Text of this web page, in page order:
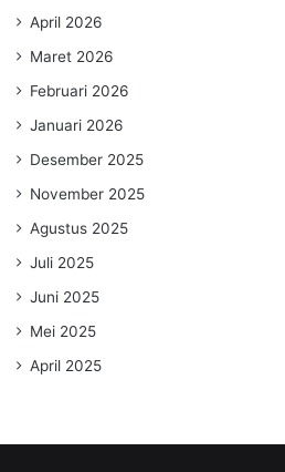
April 2026
Maret 2026
Februari 2026
Januari 2026
Desember 2025
November 2025
Agustus 2025
Juli 2025
Juni 2025
Mei 2025
April 2025